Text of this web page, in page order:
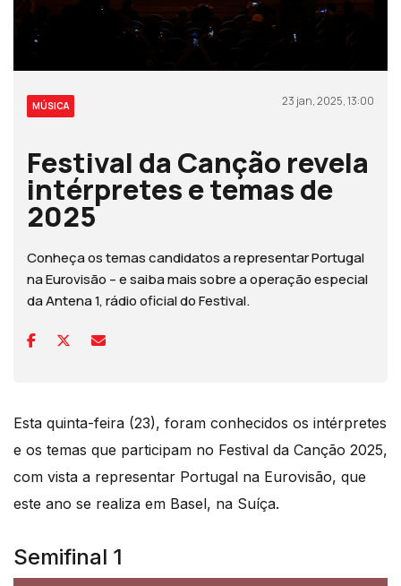
MÚSICA 23 jan, 2025, 13:00
Festival da Canção revela
intérpretes e temas de
2025
Conheça os temas candidatos a representar Portugal
na Eurovisão – e saiba mais sobre a operação especial
da Antena 1, rádio oficial do Festival.
Esta quinta-feira (23), foram conhecidos os intérpretes
e os temas que participam no Festival da Canção 2025,
com vista a representar Portugal na Eurovisão, que
este ano se realiza em Basel, na Suíça.
Semifinal 1